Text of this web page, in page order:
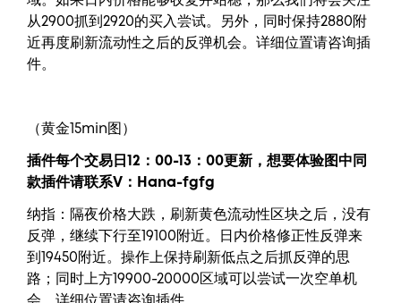
从2900抓到2920的买入尝试。另外，同时保持2880附
近再度刷新流动性之后的反弹机会。详细位置请咨询插
件。
（黄金15min图）
插件每个交易日12：00-13：00更新， 想要体验图中 同
款插件请联系V： Hana-fgfg
纳指：隔夜价格大跌，刷新黄色流动性区块之后，没有
反弹，继续下行至19100附近。日内价格修正性反弹来
到19450附近。操作上保持刷新低点之后抓反弹的思
路；同时上方19900-20000区域可以尝试一次空单机